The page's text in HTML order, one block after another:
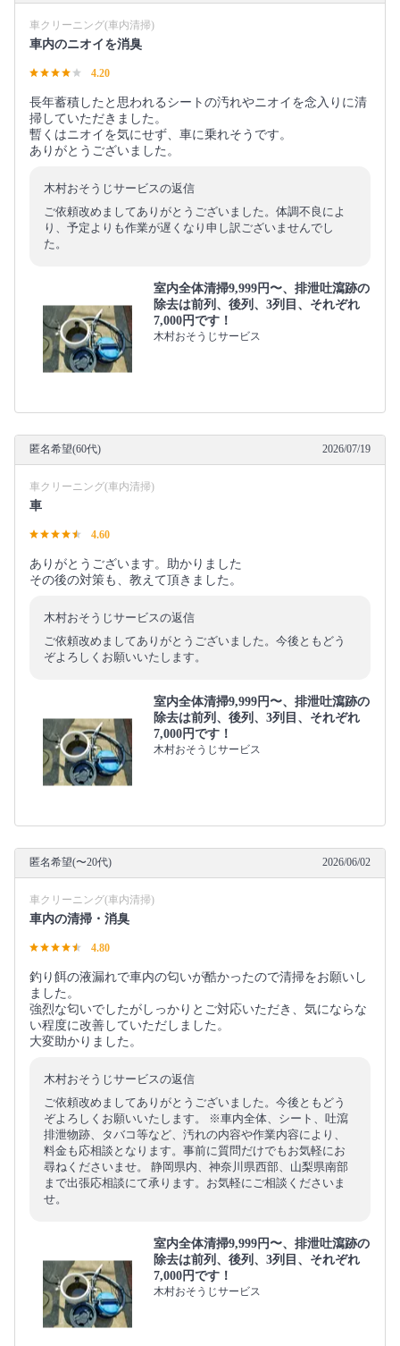
車クリーニング(車内清掃)
車内のニオイを消臭
4.20
長年蓄積したと思われるシートの汚れやニオイを念入りに清
掃していただきました。
暫くはニオイを気にせず、車に乗れそうです。
ありがとうございました。
木村おそうじサービスの返信
ご依頼改めましてありがとうございました。体調不良によ
り、予定よりも作業が遅くなり申し訳ございませんでし
た。
室内全体清掃9,999円〜、排泄吐瀉跡の
除去は前列、後列、3列目、それぞれ
7,000円です！
木村おそうじサービス
匿名希望(60代) 2026/07/19
車クリーニング(車内清掃)
車
4.60
ありがとうございます。助かりました
その後の対策も、教えて頂きました。
木村おそうじサービスの返信
ご依頼改めましてありがとうございました。今後ともどう
ぞよろしくお願いいたします。
室内全体清掃9,999円〜、排泄吐瀉跡の
除去は前列、後列、3列目、それぞれ
7,000円です！
木村おそうじサービス
匿名希望(〜20代) 2026/06/02
車クリーニング(車内清掃)
車内の清掃・消臭
4.80
釣り餌の液漏れで車内の匂いが酷かったので清掃をお願いし
ました。
強烈な匂いでしたがしっかりとご対応いただき、気にならな
い程度に改善していただしました。
大変助かりました。
木村おそうじサービスの返信
ご依頼改めましてありがとうございました。今後ともどう
ぞよろしくお願いいたします。 ※車内全体、シート、吐瀉
排泄物跡、タバコ等など、汚れの内容や作業内容により、
料金も応相談となります。事前に質問だけでもお気軽にお
尋ねくださいませ。 静岡県内、神奈川県西部、山梨県南部
まで出張応相談にて承ります。お気軽にご相談くださいま
せ。
室内全体清掃9,999円〜、排泄吐瀉跡の
除去は前列、後列、3列目、それぞれ
7,000円です！
木村おそうじサービス